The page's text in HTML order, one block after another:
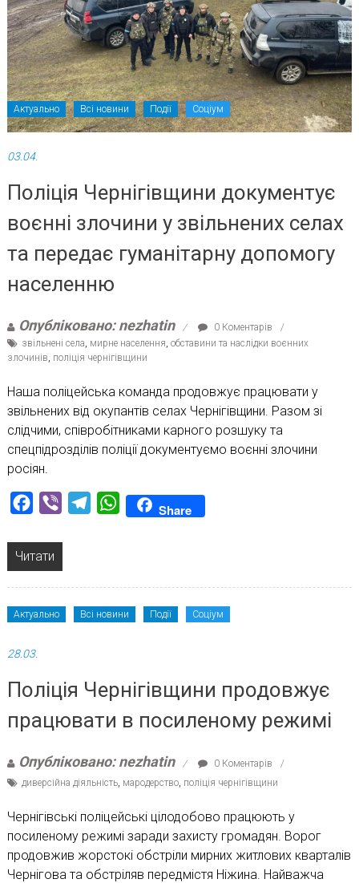
Актуально Всі новини Події Соціум
03.04.
Поліція Чернігівщини документує
воєнні злочини у звільнених селах
та передає гуманітарну допомогу
населенню
Опубліковано: nezhatin
0 Коментарів
звільнені села, мирне населення, обставини та наслідки воєнних
злочинів, поліція чернігівщини
Наша поліцейська команда продовжує працювати у
звільнених від окупантів селах Чернігівщини. Разом зі
слідчими, співробітниками карного розшуку та
спецпідрозділів поліції документуємо воєнні злочини
росіян.
Facebook
Viber TelegramWhatsAppShare
Читати
Актуально Всі новини Події Соціум
28.03.
Поліція Чернігівщини продовжує
працювати в посиленому режимі
Опубліковано: nezhatin
0 Коментарів
диверсійна діяльність, мародерство, поліція чернігівщини
Чернігівські поліцейські цілодобово працюють у
посиленому режимі заради захисту громадян. Ворог
продовжив жорстокі обстріли мирних житлових кварталів
Чернігова та обстріляв передмістя Ніжина. Найважча